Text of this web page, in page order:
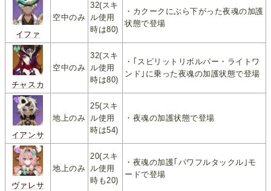
イファ
空中のみ
32(スキ
ル使用
時は80)
・カクークにぶら下がった夜魂の加護
状態で登場
チャスカ
空中のみ
32(スキ
ル使用
時は80)
・｢スピリットリボルバー・ライトワ
ンド｣に乗った夜魂の加護状態で登場
イアンサ
地上のみ
25(スキ
ル使用
時は54)
・夜魂の加護状態で登場
ヴァレサ
地上のみ
20(スキ
ル使用
時も20)
・夜魂の加護｢パワフルタックル｣モ
ードで登場